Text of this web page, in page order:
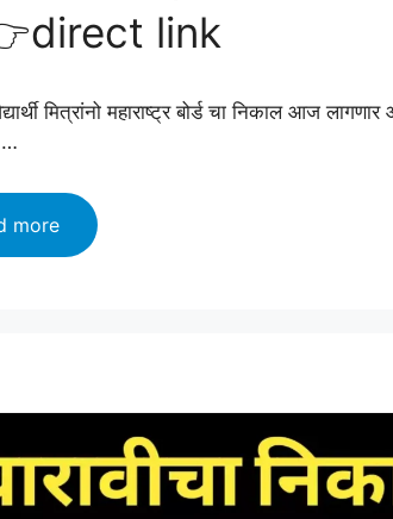
link
मित्रांनो महाराष्ट्र बोर्ड चा निकाल आज
…
moreMaharashtra
board
दोन
वाजता!
निकाल